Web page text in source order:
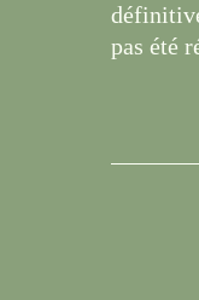
pas été